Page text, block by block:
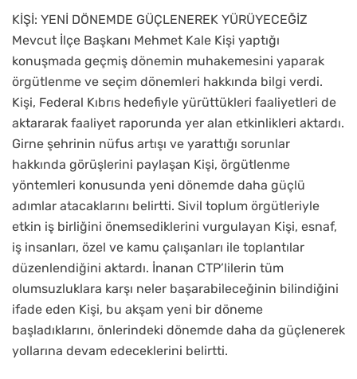
KİŞİ: YENİ DÖNEMDE GÜÇLENEREK YÜRÜYECEĞİZ
Mevcut İlçe Başkanı Mehmet Kale Kişi yaptığı
konuşmada geçmiş dönemin muhakemesini yaparak
örgütlenme ve seçim dönemleri hakkında bilgi verdi.
Kişi, Federal Kıbrıs hedefiyle yürüttükleri faaliyetleri de
aktararak faaliyet raporunda yer alan etkinlikleri aktardı.
Girne şehrinin nüfus artışı ve yarattığı sorunlar
hakkında görüşlerini paylaşan Kişi, örgütlenme
yöntemleri konusunda yeni dönemde daha güçlü
adımlar atacaklarını belirtti. Sivil toplum örgütleriyle
etkin iş birliğini önemsediklerini vurgulayan Kişi, esnaf,
iş insanları, özel ve kamu çalışanları ile toplantılar
düzenlendiğini aktardı. İnanan CTP’lilerin tüm
olumsuzluklara karşı neler başarabileceğinin bilindiğini
ifade eden Kişi, bu akşam yeni bir döneme
başladıklarını, önlerindeki dönemde daha da güçlenerek
yollarına devam edeceklerini belirtti.